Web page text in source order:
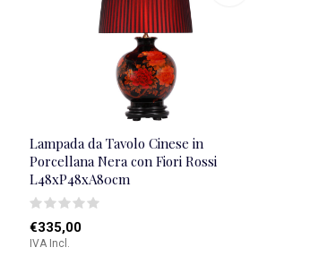
Lampada da Tavolo Cinese in
Porcellana Nera con Fiori Rossi
L48xP48xA80cm
€335,00
IVA Incl.